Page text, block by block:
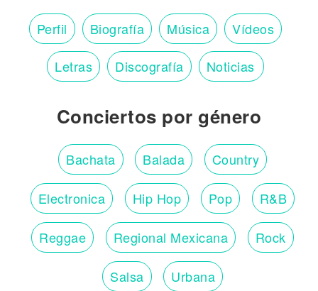
Perfil Biografía Música Vídeos
Letras Discografía Noticias
Conciertos por género
Bachata Balada Country
Electronica Hip Hop Pop R&B
Reggae Regional Mexicana Rock
Salsa Urbana